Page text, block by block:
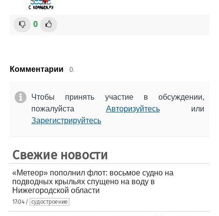
0
Комментарии 0.
Чтобы принять участие в обсуждении,
пожалуйста Авторизуйтесьили
Зарегистрируйтесь
Свежие новости
«Метеор» пополнил флот: восьмое судно на
подводных крыльях спущено на воду в
Нижегородской области
17:04 / судостроение